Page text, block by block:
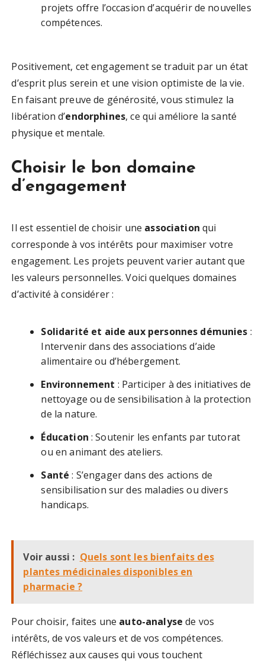
projets offre l’occasion d’acquérir de nouvelles
compétences.
Positivement, cet engagement se traduit par un état
d’esprit plus serein et une vision optimiste de la vie.
En faisant preuve de générosité, vous stimulez la
libération d’endorphines, ce qui améliore la santé
physique et mentale.
Choisir le bon domaine
d’engagement
Il est essentiel de choisir une association qui
corresponde à vos intérêts pour maximiser votre
engagement. Les projets peuvent varier autant que
les valeurs personnelles. Voici quelques domaines
d’activité à considérer :
Solidarité et aide aux personnes démunies :
Intervenir dans des associations d’aide
alimentaire ou d’hébergement.
Environnement : Participer à des initiatives de
nettoyage ou de sensibilisation à la protection
de la nature.
Éducation : Soutenir les enfants par tutorat
ou en animant des ateliers.
Santé : S’engager dans des actions de
sensibilisation sur des maladies ou divers
handicaps.
Voir aussi : Quels sont les bienfaits des
plantes médicinales disponibles en
pharmacie ?
Pour choisir, faites une auto-analyse de vos
intérêts, de vos valeurs et de vos compétences.
Réfléchissez aux causes qui vous touchent